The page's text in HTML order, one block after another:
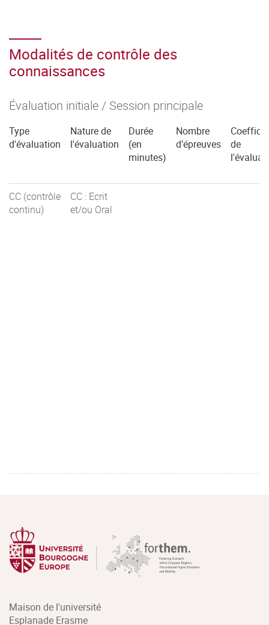
Modalités de contrôle des
connaissances
Évaluation initiale / Session principale
Type
d'évaluation
Nature de
l'évaluation
Durée
(en
minutes)
Nombre
d'épreuves
de
CC (contrôle
continu)
CC : Ecrit
et/ou Oral
Maison de l'université
Esplanade Erasme